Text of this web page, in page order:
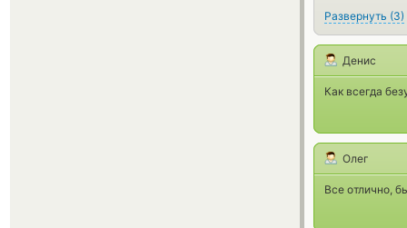
Развернуть (3)
Денис
Как всегда
Олег
Все отлично,